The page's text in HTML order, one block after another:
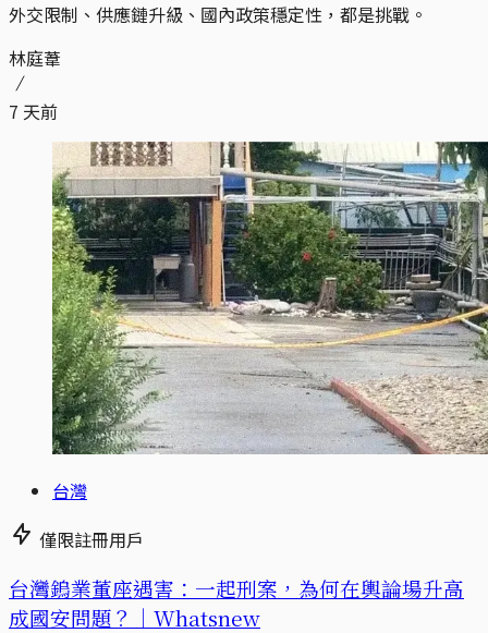
外交限制、供應鏈升級、國內政策穩定性，都是挑戰。
林庭葦
7 天前
台灣
僅限註冊用戶
台灣鎢業董座遇害：一起刑案，為何在輿論場升高
成國安問題？｜Whatsnew